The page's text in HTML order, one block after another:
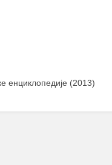
енциклопедије (2013)